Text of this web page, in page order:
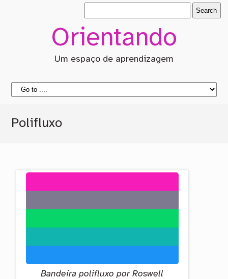
Orientando
Um espaço de aprendizagem
Polifluxo
Bandeira polifluxo por Roswell